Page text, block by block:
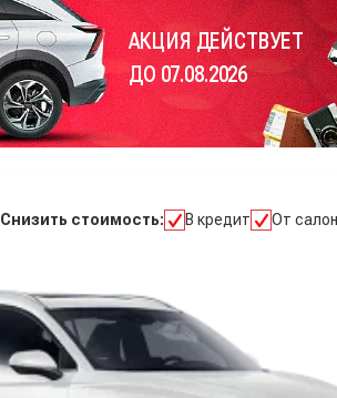
АКЦИЯ ДЕЙСТВУЕТ
ДО 07.08.2026
Снизить стоимость: В кредит От